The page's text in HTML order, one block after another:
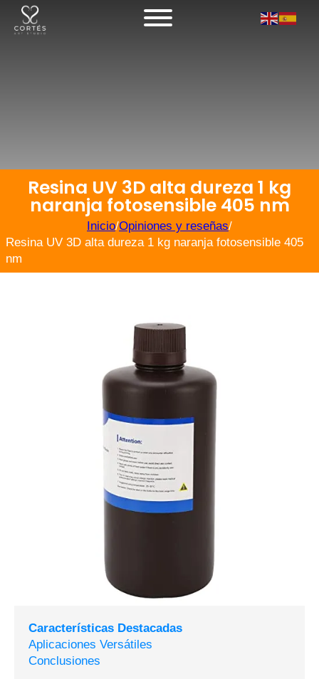
Resina UV 3D alta dureza 1 kg
naranja fotosensible 405 nm
Inicio/Opiniones y reseñas/
Resina UV 3D alta dureza 1 kg naranja fotosensible 405
nm
Características Destacadas
Aplicaciones Versátiles
Conclusiones